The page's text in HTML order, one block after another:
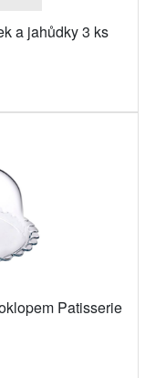
a jahůdky 3 ks
Patisserie